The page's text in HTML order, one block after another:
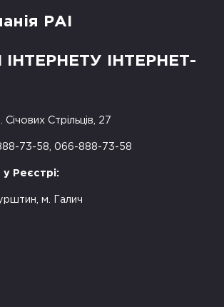
РАІ
ІНТЕРНЕТ-
Стрільців, 27
73-58, 066-888-73-58
у Реєстрі:
м. Галич